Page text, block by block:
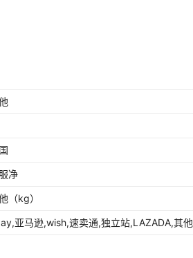
净
（kg）
亚马逊,wish,速卖通,独立站,LAZADA,其他